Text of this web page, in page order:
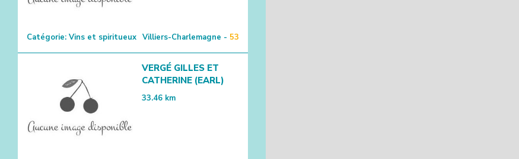
Catégorie: Vins et spiritueux Villiers-Charlemagne - 53
VERGÉ GILLES ET
CATHERINE (EARL)
33.46 km